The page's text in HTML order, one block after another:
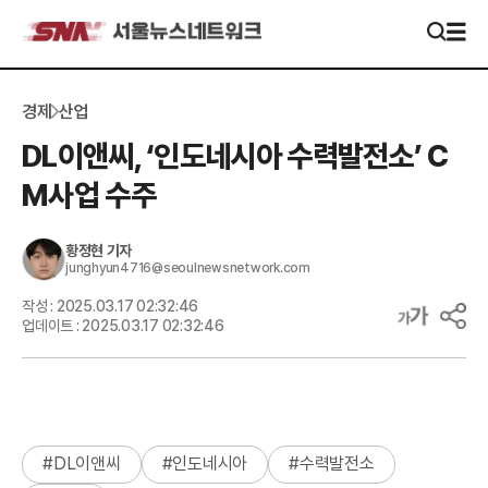
경제 산업
DL이앤씨, ‘인도네시아 수력발전소’ C
M사업 수주
황정현 기자
junghyun4716@seoulnewsnetwork.com
작성 : 2025.03.17 02:32:46
업데이트 : 2025.03.17 02:32:46
#DL이앤씨 #인도네시아 #수력발전소